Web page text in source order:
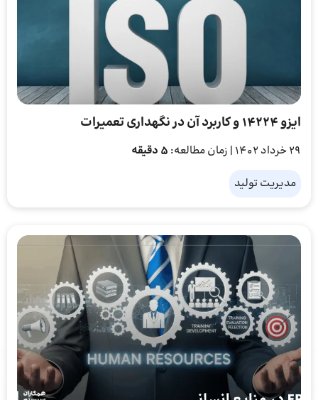
ایزو 14224 و کاربرد آن در نگهداری تعمیرات
29 خرداد 1402 | زمان مطالعه: 5 دقیقه
مدیریت تولید